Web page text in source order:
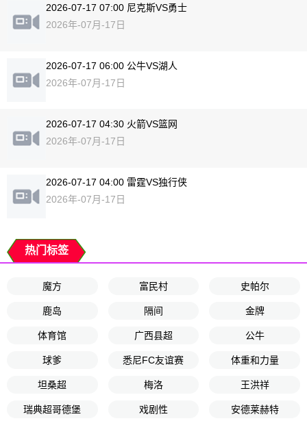
2026-07-17 07:00 尼克斯VS勇士
2026年-07月-17日
2026-07-17 06:00 公牛VS湖人
2026年-07月-17日
2026-07-17 04:30 火箭VS篮网
2026年-07月-17日
2026-07-17 04:00 雷霆VS独行侠
2026年-07月-17日
热门标签
魔方 富民村 史帕尔
鹿岛 隔间 金牌
体育馆 广西县超 公牛
球爹 悉尼FC友谊赛 体重和力量
坦桑超 梅洛 王洪祥
瑞典超哥德堡 戏剧性 安德莱赫特